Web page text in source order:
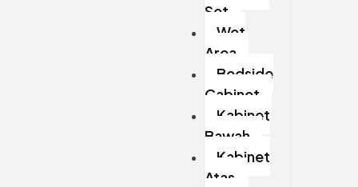
Set
Wet
Area
Bedside
Cabinet
Kabinet
Bawah
Kabinet
Atas